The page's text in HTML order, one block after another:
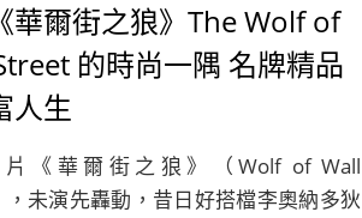
華爾街之狼》The Wolf of
的時尚一隅 名牌精品
人生
《華爾街之狼》（Wolf of Wall
未演先轟動，昔日好搭檔李奧納多狄